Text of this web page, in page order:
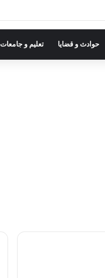
حوادث و قضايا تعليم و جامعات